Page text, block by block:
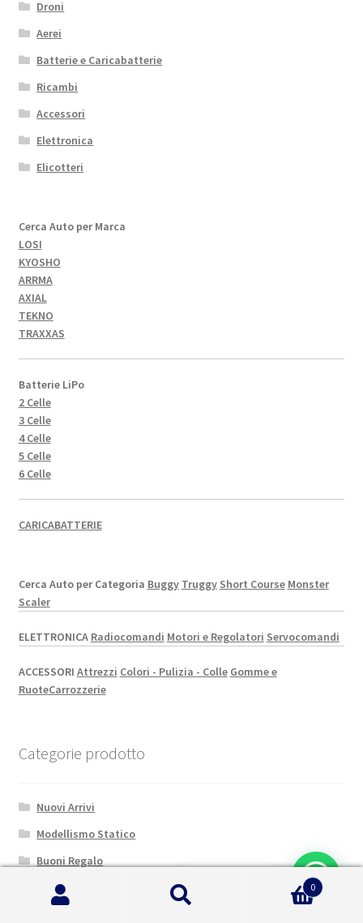
Droni
Aerei
Batterie e Caricabatterie
Ricambi
Accessori
Elettronica
Elicotteri
Cerca Auto per Marca
LOSI
KYOSHO
ARRMA
AXIAL
TEKNO
TRAXXAS
Batterie LiPo
2 Celle
3 Celle
4 Celle
5 Celle
6 Celle
CARICABATTERIE
Cerca Auto per Categoria Buggy Truggy Short Course Monster
Scaler
ELETTRONICA Radiocomandi Motori e Regolatori Servocomandi
ACCESSORI Attrezzi Colori - Pulizia - Colle Gomme e
RuoteCarrozzerie
Categorie prodotto
Nuovi Arrivi
Modellismo Statico
Buoni Regalo
Assistenza on-line
0